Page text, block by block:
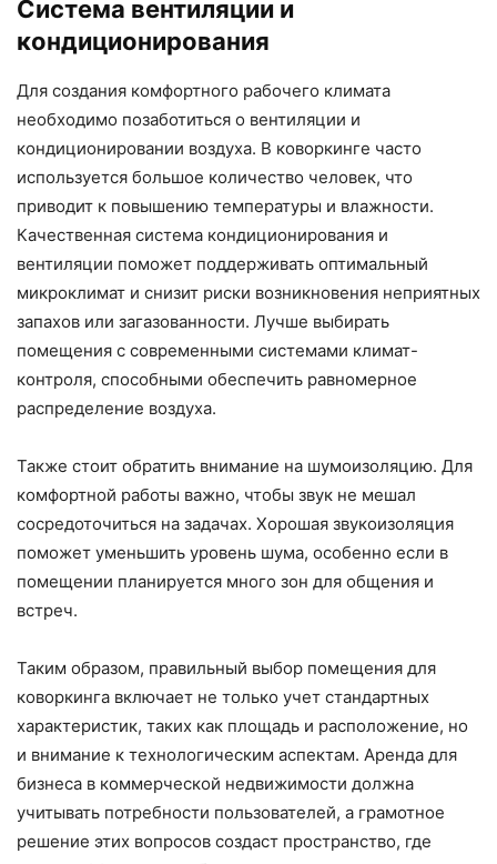
Система вентиляции и
кондиционирования
Для создания комфортного рабочего климата
необходимо позаботиться о вентиляции и
кондиционировании воздуха. В коворкинге часто
используется большое количество человек, что
приводит к повышению температуры и влажности.
Качественная система кондиционирования и
вентиляции поможет поддерживать оптимальный
микроклимат и снизит риски возникновения неприятных
запахов или загазованности. Лучше выбирать
помещения с современными системами климат-
контроля, способными обеспечить равномерное
распределение воздуха.
Также стоит обратить внимание на шумоизоляцию. Для
комфортной работы важно, чтобы звук не мешал
сосредоточиться на задачах. Хорошая звукоизоляция
поможет уменьшить уровень шума, особенно если в
помещении планируется много зон для общения и
встреч.
Таким образом, правильный выбор помещения для
коворкинга включает не только учет стандартных
характеристик, таких как площадь и расположение, но
и внимание к технологическим аспектам. Аренда для
бизнеса в коммерческой недвижимости должна
учитывать потребности пользователей, а грамотное
решение этих вопросов создаст пространство, где